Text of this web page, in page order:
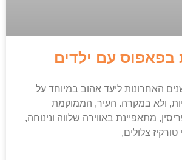
בפאפוס עם ילדים
האחרונות ליעד אהוב במיוחד על
ולא במקרה. העיר, הממוקמת
מתאפיינת באווירה שלווה ונינוחה,
טורקיז צלולים,